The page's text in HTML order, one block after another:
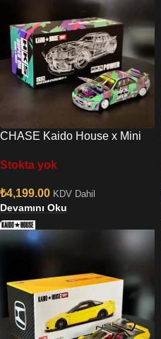
CHASE Kaido House x Mini
HKS V1
Stokta yok
₺4,199.00 KDV Dahil
Devamını Oku